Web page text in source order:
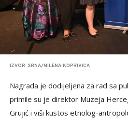
IZVOR: SRNA/MILENA KOPRIVICA
Nagrada je dodijeljena za rad sa
primile su je direktor Muzeja
Grujić i viši kustos etnolog-